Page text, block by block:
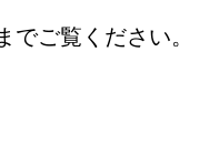
でご覧ください。